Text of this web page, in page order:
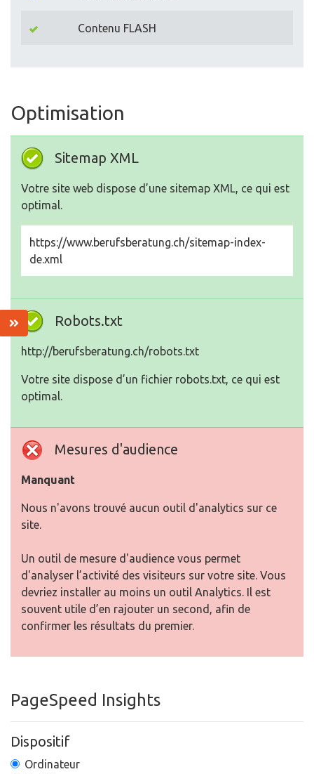
Contenu FLASH
Optimisation
Sitemap XML
Votre site web dispose d’une sitemap XML, ce qui est
optimal.
https://www.berufsberatung.ch/sitemap-index-
de.xml
Robots.txt
http://berufsberatung.ch/robots.txt
Votre site dispose d’un fichier robots.txt, ce qui est
optimal.
Mesures d'audience
Manquant
Nous n'avons trouvé aucun outil d'analytics sur ce
site.
Un outil de mesure d'audience vous permet
d'analyser l’activité des visiteurs sur votre site. Vous
devriez installer au moins un outil Analytics. Il est
souvent utile d’en rajouter un second, afin de
confirmer les résultats du premier.
PageSpeed Insights
Dispositif
Ordinateur